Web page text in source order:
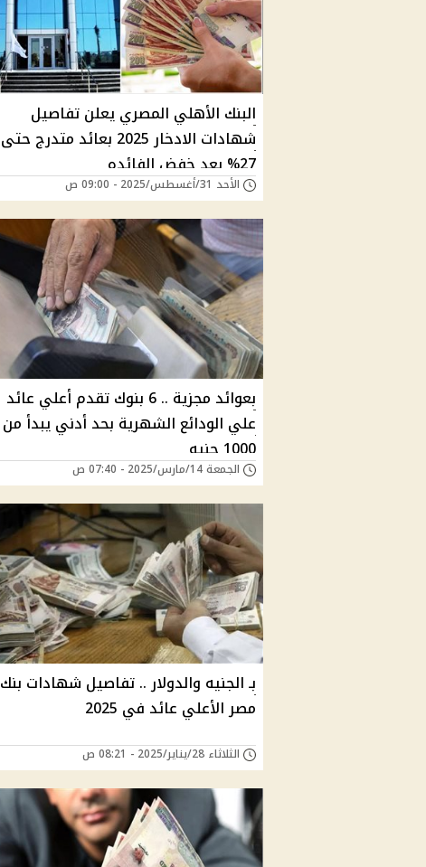
البنك الأهلي المصري يعلن تفاصيل
شهادات الادخار 2025 بعائد متدرج حتى
27% بعد خفض الفائده
الأحد 31/أغسطس/2025 - 09:00 ص
بعوائد مجزية .. 6 بنوك تقدم أعلي عائد
علي الودائع الشهرية بحد أدني يبدأ من
1000 جنيه
الجمعة 14/مارس/2025 - 07:40 ص
بـ الجنيه والدولار .. تفاصيل شهادات بنك
مصر الأعلي عائد في 2025
الثلاثاء 28/يناير/2025 - 08:21 ص